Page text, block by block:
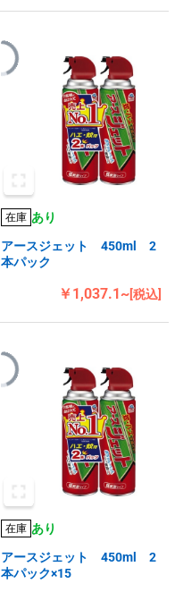
在庫 あり
アースジェット 450ml 2
本パック
￥1,037.1~[税込]
在庫 あり
アースジェット 450ml 2
本パック×15